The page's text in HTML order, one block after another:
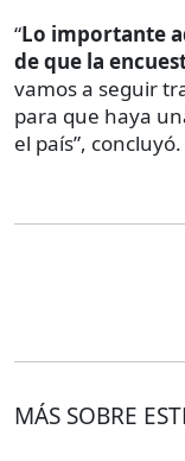
“Lo importante
de que la
vamos a seguir
para que haya
el país”, concluyó.
MÁS SOBRE